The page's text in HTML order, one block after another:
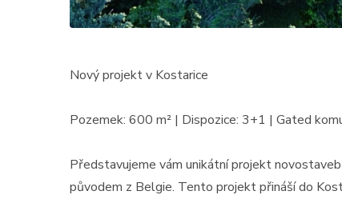
Nový projekt v Kostarice
Pozemek: 600 m² | Dispozice: 3+1 | Gated
Představujeme vám unikátní projekt
původem z Belgie. Tento projekt přináší do